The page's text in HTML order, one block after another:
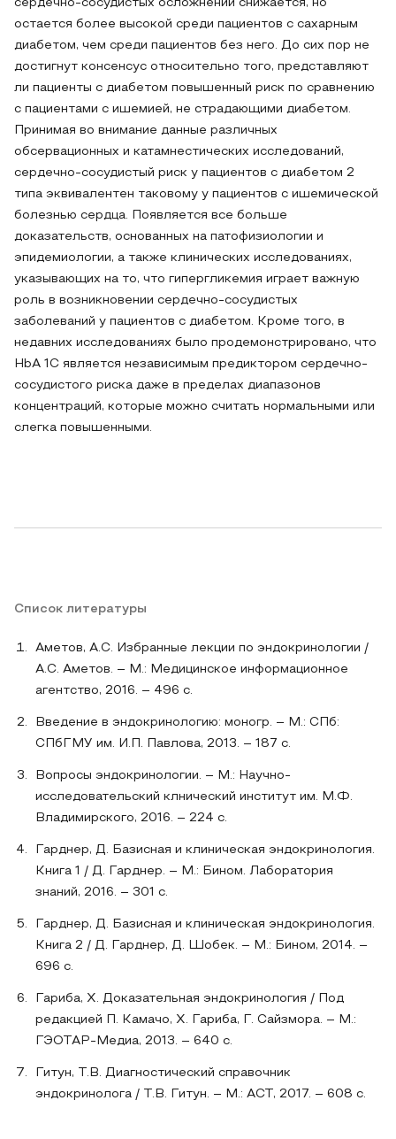
сердечно-сосудистых осложнений снижается, но
остается более высокой среди пациентов с сахарным
диабетом, чем среди пациентов без него. До сих пор не
достигнут консенсус относительно того, представляют
ли пациенты с диабетом повышенный риск по сравнению
с пациентами с ишемией, не страдающими диабетом.
Принимая во внимание данные различных
обсервационных и катамнестических исследований,
сердечно-сосудистый риск у пациентов с диабетом 2
типа эквивалентен таковому у пациентов с ишемической
болезнью сердца. Появляется все больше
доказательств, основанных на патофизиологии и
эпидемиологии, а также клинических исследованиях,
указывающих на то, что гипергликемия играет важную
роль в возникновении сердечно-сосудистых
заболеваний у пациентов с диабетом. Кроме того, в
недавних исследованиях было продемонстрировано, что
HbA 1C является независимым предиктором сердечно-
сосудистого риска даже в пределах диапазонов
концентраций, которые можно считать нормальными или
слегка повышенными.
Список литературы
Аметов, А.С. Избранные лекции по эндокринологии /
А.С. Аметов. – М.: Медицинское информационное
агентство, 2016. – 496 c.
Введение в эндокринологию: моногр. – М.: СПб:
СПбГМУ им. И.П. Павлова, 2013. – 187 c.
Вопросы эндокринологии. – М.: Научно-
исследовательский клнический институт им. М.Ф.
Владимирского, 2016. – 224 c.
Гарднер, Д. Базисная и клиническая эндокринология.
Книга 1 / Д. Гарднер. – М.: Бином. Лаборатория
знаний, 2016. – 301 c.
Гарднер, Д. Базисная и клиническая эндокринология.
Книга 2 / Д. Гарднер, Д. Шобек. – М.: Бином, 2014. –
696 c.
Гариба, Х. Доказательная эндокринология / Под
редакцией П. Камачо, Х. Гариба, Г. Сайзмора. – М.:
ГЭОТАР-Медиа, 2013. – 640 c.
Гитун, Т.В. Диагностический справочник
эндокринолога / Т.В. Гитун. – М.: АСТ, 2017. – 608 c.